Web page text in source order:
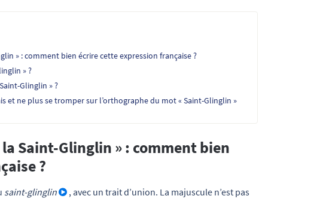
» : comment bien écrire cette expression française ?
» ?
Glinglin » ?
et ne plus se tromper sur l’orthographe du mot « Saint-Glinglin »
la Saint-Glinglin » : comment bien
?
saint-glinglin
, avec un trait d’union. La majuscule n’est pas